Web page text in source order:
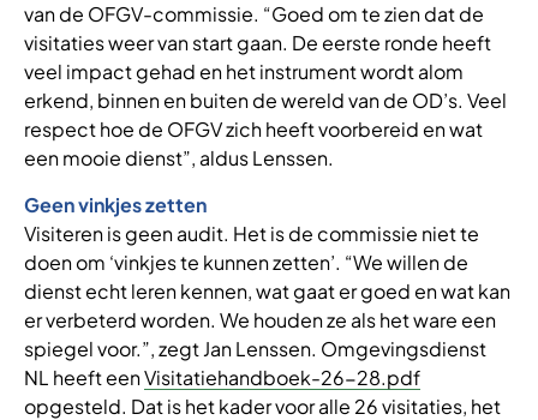
van de OFGV-commissie. “Goed om te zien dat de
visitaties weer van start gaan. De eerste ronde heeft
veel impact gehad en het instrument wordt alom
erkend, binnen en buiten de wereld van de OD’s. Veel
respect hoe de OFGV zich heeft voorbereid en wat
een mooie dienst”, aldus Lenssen.
Geen vinkjes zetten
Visiteren is geen audit. Het is de commissie niet te
doen om ‘vinkjes te kunnen zetten’. “We willen de
dienst echt leren kennen, wat gaat er goed en wat kan
er verbeterd worden. We houden ze als het ware een
spiegel voor.”, zegt Jan Lenssen. Omgevingsdienst
NL heeft eenVisitatiehandboek-26-28.pdf
opgesteld. Dat is het kader voor alle 26 visitaties, het